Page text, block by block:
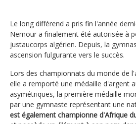
Le long différend a pris fin l'année
Nemour a finalement été autorisée à
justaucorps algérien. Depuis, la
ascension fulgurante vers le succès.
Lors des championnats du monde de
elle a remporté une médaille d'argent
asymétriques, la première médaille
par une gymnaste représentant une
est également championne d'Afrique